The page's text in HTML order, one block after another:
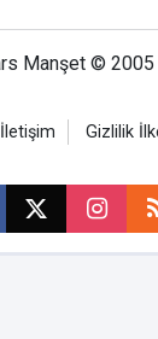
Manşet © 2005
İletişim Gizlilik